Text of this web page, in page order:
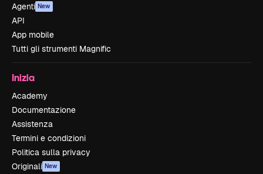
Agenti New
API
App mobile
Tutti gli strumenti Magnific
Inizia
Academy
Documentazione
Assistenza
Termini e condizioni
Politica sulla privacy
Originali New